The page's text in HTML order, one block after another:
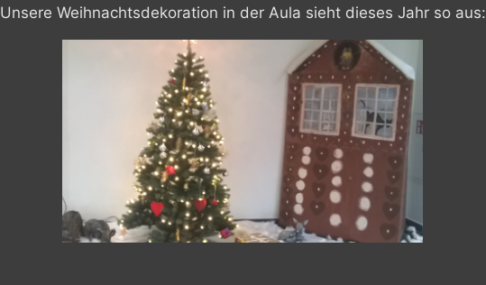
Unsere Weihnachtsdekoration in der Aula sieht dieses Jahr so aus: